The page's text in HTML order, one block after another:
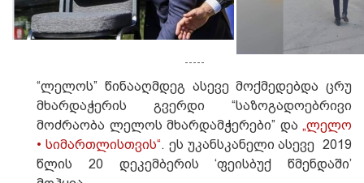
-----
“ლელოს” წინააღმდეგ ასევე მოქმედებდა ცრუ
მხარდაჭერის გვერდი “საზოგადოებრივი
მოძრაობა ლელოს მხარდამჭერები” და „ლელო
• სიმართლისთვის“. ეს უკანსკანელი ასევე 2019
წლის 20 დეკემბერის ‘ფეისბუქ წმენდაში’